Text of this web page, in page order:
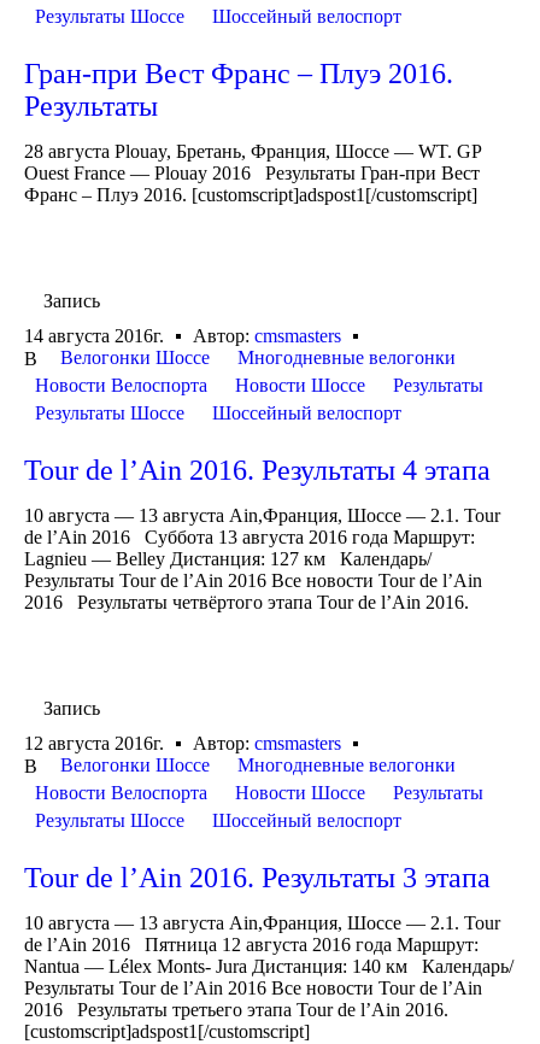
Результаты Шоссе
Шоссейный велоспорт
Гран-при Вест Франс – Плуэ 2016.
Результаты
28 августа Plouay, Бретань, Франция, Шоссе — WT. GP
Ouest France — Plouay 2016 Результаты Гран-при Вест
Франс – Плуэ 2016. [customscript]adspost1[/customscript]
Запись
14 августа 2016г.
Автор: cmsmasters
В
Велогонки Шоссе
Многодневные велогонки
Новости Велоспорта
Новости Шоссе
Результаты
Результаты Шоссе
Шоссейный велоспорт
Tour de l’Ain 2016. Результаты 4 этапа
10 августа — 13 августа Ain,Франция, Шоссе — 2.1. Tour
de l’Ain 2016 Суббота 13 августа 2016 года Маршрут:
Lagnieu — Belley Дистанция: 127 км Календарь/
Результаты Tour de l’Ain 2016 Все новости Tour de l’Ain
2016 Результаты четвёртого этапа Tour de l’Ain 2016.
Запись
12 августа 2016г.
Автор: cmsmasters
В
Велогонки Шоссе
Многодневные велогонки
Новости Велоспорта
Новости Шоссе
Результаты
Результаты Шоссе
Шоссейный велоспорт
Tour de l’Ain 2016. Результаты 3 этапа
10 августа — 13 августа Ain,Франция, Шоссе — 2.1. Tour
de l’Ain 2016 Пятница 12 августа 2016 года Маршрут:
Nantua — Lélex Monts- Jura Дистанция: 140 км Календарь/
Результаты Tour de l’Ain 2016 Все новости Tour de l’Ain
2016 Результаты третьего этапа Tour de l’Ain 2016.
[customscript]adspost1[/customscript]